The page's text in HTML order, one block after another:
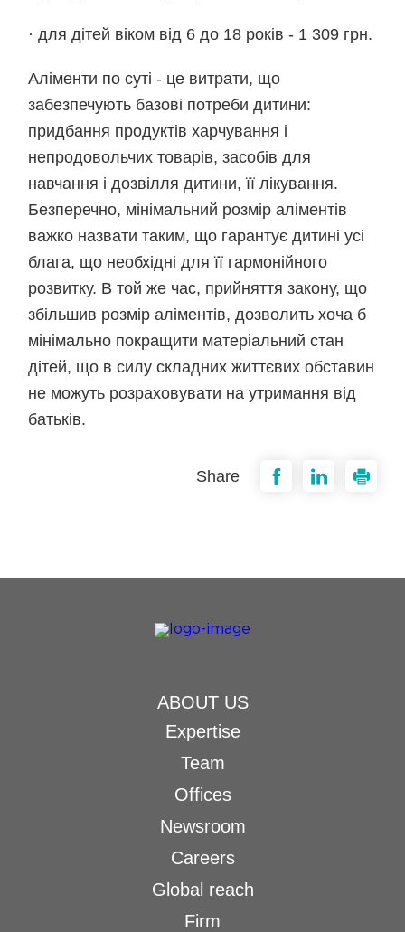
· для дітей віком від 6 до 18 років - 1 309 грн.
Аліменти по суті - це витрати, що
забезпечують базові потреби дитини:
придбання продуктів харчування і
непродовольчих товарів, засобів для
навчання і дозвілля дитини, її лікування.
Безперечно, мінімальний розмір аліментів
важко назвати таким, що гарантує дитині усі
блага, що необхідні для її гармонійного
розвитку. В той же час, прийняття закону, що
збільшив розмір аліментів, дозволить хоча б
мінімально покращити матеріальний стан
дітей, що в силу складних життєвих обставин
не можуть розраховувати на утримання від
батьків.
Share
ABOUT US
Expertise
Team
Offices
Newsroom
Careers
Global reach
Firm